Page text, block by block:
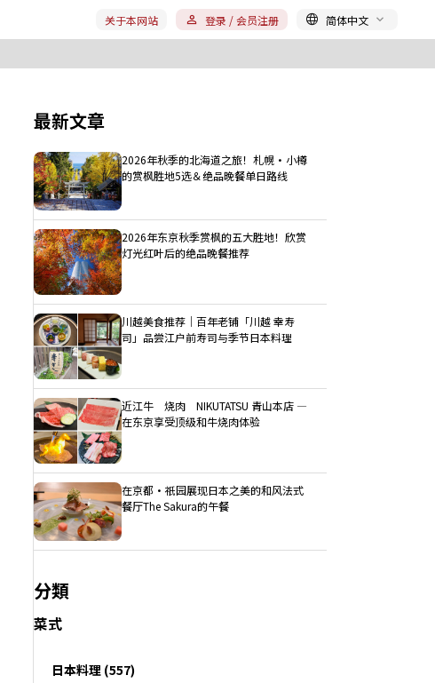
关于本网站 登录 / 会员注册 简体中文
最新文章
2026年秋季的北海道之旅！札幌・小樽
的赏枫胜地5选＆绝品晚餐单日路线
2026年东京秋季赏枫的五大胜地！欣赏
灯光红叶后的绝品晚餐推荐
川越美食推荐｜百年老铺「川越 幸寿
司」品尝江户前寿司与季节日本料理
近江牛 烧肉 NIKUTATSU 青山本店 ―
在东京享受顶级和牛烧肉体验
在京都・祇园展现日本之美的和风法式
餐厅The Sakura的午餐
分類
菜式
日本料理 (557)